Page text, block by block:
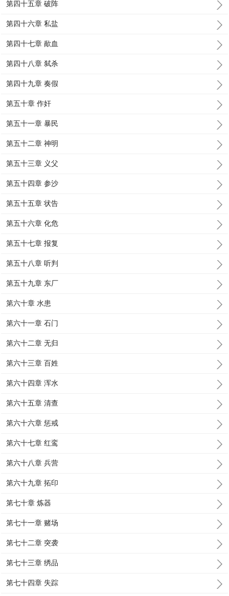
第四十五章 破阵
第四十六章 私盐
第四十七章 歃血
第四十八章 弑杀
第四十九章 奏假
第五十章 作奸
第五十一章 暴民
第五十二章 神明
第五十三章 义父
第五十四章 参沙
第五十五章 状告
第五十六章 化危
第五十七章 报复
第五十八章 听判
第五十九章 东厂
第六十章 水患
第六十一章 石门
第六十二章 无归
第六十三章 百姓
第六十四章 浑水
第六十五章 清查
第六十六章 惩戒
第六十七章 红鸾
第六十八章 兵营
第六十九章 拓印
第七十章 炼器
第七十一章 赌场
第七十二章 突袭
第七十三章 绣品
第七十四章 失踪